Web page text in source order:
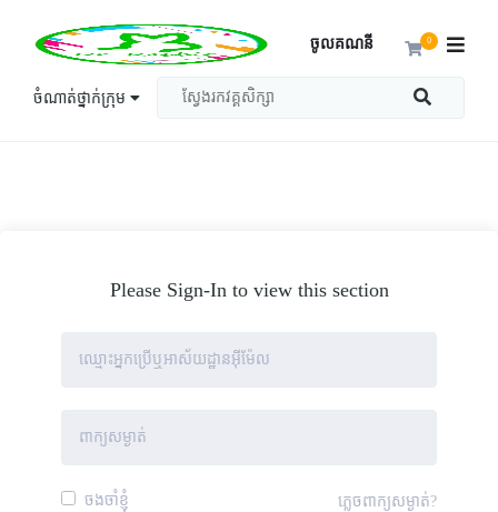
ចំណាត់ថ្នាក់ក្រុម
0
ចូលគណនី
Please Sign-In to view this section
ចងចាំខ្ញុំ ភ្លេចពាក្យសម្ងាត់?